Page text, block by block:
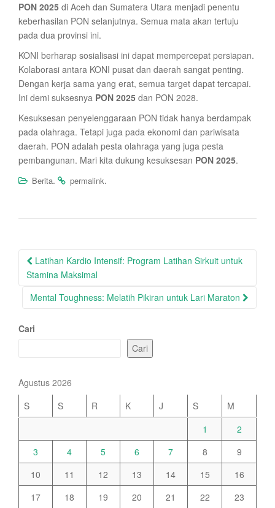
PON 2025 di Aceh dan Sumatera Utara menjadi penentu
keberhasilan PON selanjutnya. Semua mata akan tertuju
pada dua provinsi ini.
KONI berharap sosialisasi ini dapat mempercepat persiapan.
Kolaborasi antara KONI pusat dan daerah sangat penting.
Dengan kerja sama yang erat, semua target dapat tercapai.
Ini demi suksesnya PON 2025 dan PON 2028.
Kesuksesan penyelenggaraan PON tidak hanya berdampak
pada olahraga. Tetapi juga pada ekonomi dan pariwisata
daerah. PON adalah pesta olahraga yang juga pesta
pembangunan. Mari kita dukung kesuksesan PON 2025.
Berita. permalink.
Post
navigation
Latihan Kardio Intensif: Program Latihan Sirkuit untuk
Stamina Maksimal
Mental Toughness: Melatih Pikiran untuk Lari Maraton
Cari
Cari
Agustus 2026
S
S R K J S
M
1
2
3
4 5 6 7 8
9
10
11 12 13 14 15
16
17
18 19 20 21 22
23